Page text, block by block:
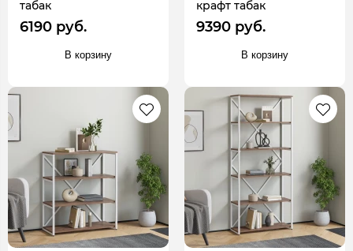
табак
6190 руб.
В корзину
крафт табак
9390 руб.
В корзину